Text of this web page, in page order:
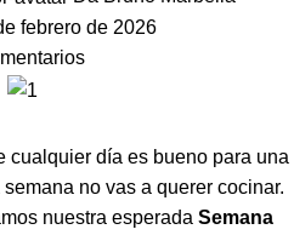
febrero de 2026
cualquier día es bueno para una
no vas a querer cocinar.
nuestra esperada Semana